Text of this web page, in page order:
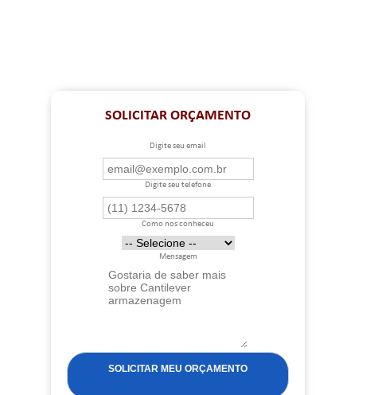
SOLICITAR ORÇAMENTO
Digite seu email
Digite seu telefone
Como nos conheceu
Mensagem